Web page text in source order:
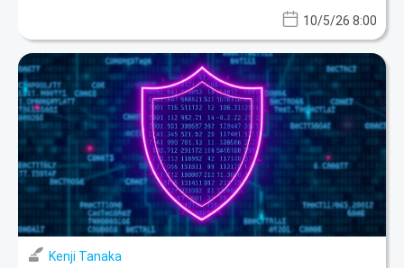
10/5/26 8:00
Kenji Tanaka